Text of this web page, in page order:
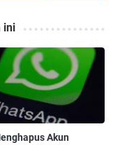
ini
Akun